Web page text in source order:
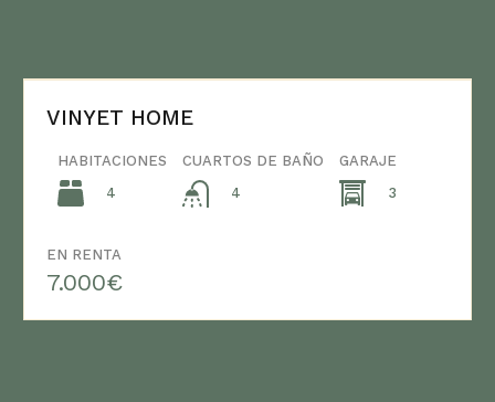
VINYET HOME
HABITACIONES
4
CUARTOS DE BAÑO
4
GARAJE
3
EN RENTA
7.000€